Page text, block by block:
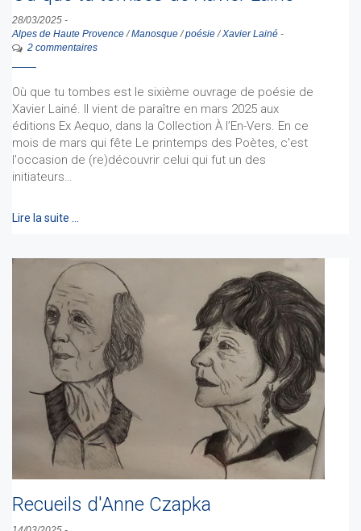
28/03/2025 -
Alpes de Haute Provence /Manosque /poésie /Xavier Lainé -
2 commentaires
Où que tu tombes est le sixième ouvrage de poésie de
Xavier Lainé. Il vient de paraître en mars 2025 aux
éditions Ex Aequo, dans la Collection À l’En-Vers. En ce
mois de mars qui fête Le printemps des Poètes, c'est
l'occasion de (re)découvrir celui qui fut un des
initiateurs…
Lire la suite …
Recueils d'Anne Czapka